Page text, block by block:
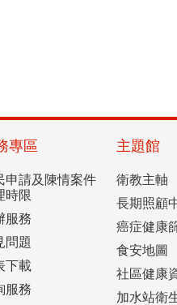
專區
申請及陳情案件
時限
服務
問題
下載
服務
主題館
衛教主軸
長期照顧
癌症健康
食安地圖
社區健康
加水站衛